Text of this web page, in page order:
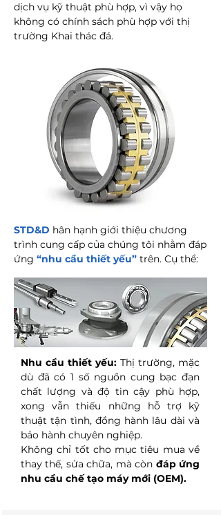
dịch vụ kỹ thuật phù hợp, vì vậy họ
không có chính sách phù hợp với thị
trường Khai thác đá.
STD&D hân hạnh giới thiệu chương
trình cung cấp của chúng tôi nhằm đáp
ứng “nhu cầu thiết yếu” trên. Cụ thể:
Nhu cầu thiết yếu: Thị trường, mặc
dù đã có 1 số nguồn cung bạc đạn
chất lượng và độ tin cậy phù hợp,
xong vẫn thiếu những hỗ trợ kỹ
thuật tận tình, đồng hành lâu dài và
bảo hành chuyên nghiệp.
Không chỉ tốt cho mục tiêu mua về
thay thế, sửa chữa, mà còn đáp ứng
nhu cầu chế tạo máy mới (OEM).